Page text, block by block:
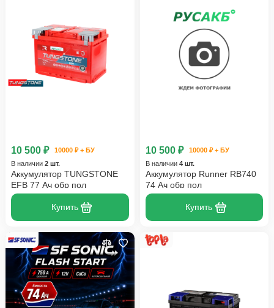
10 500 ₽
10000 ₽ + БУ
В наличии 2 шт.
Аккумулятор TUNGSTONE
EFB 77 Ач обр пол
Купить
10 500 ₽
10000 ₽ + БУ
В наличии 4 шт.
Аккумулятор Runner RB740
74 Ач обр пол
Купить